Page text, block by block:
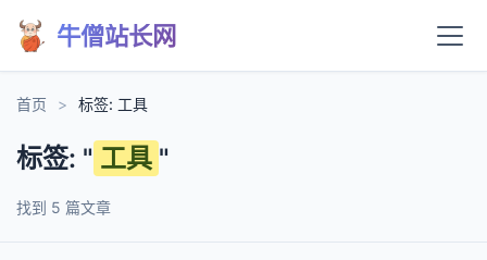
牛僧站长网
首页 > 标签: 工具
标签: " 工具 "
找到 5 篇文章